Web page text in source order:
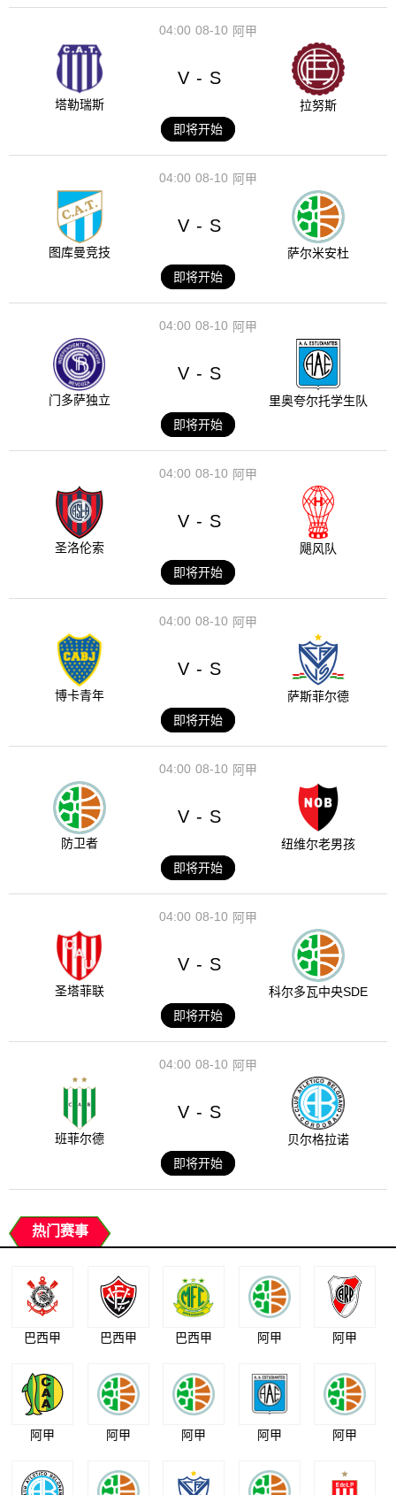
08-10
04:00 阿甲
塔勒瑞斯
V - S
拉努斯
即将开始
08-10
04:00 阿甲
图库曼竞技
V - S
萨尔米安杜
即将开始
08-10
04:00 阿甲
门多萨独立
V - S
里奥夸尔托学生队
即将开始
08-10
04:00 阿甲
圣洛伦索
V - S
飓风队
即将开始
08-10
04:00 阿甲
博卡青年
V - S
萨斯菲尔德
即将开始
08-10
04:00 阿甲
防卫者
V - S
纽维尔老男孩
即将开始
08-10
04:00 阿甲
圣塔菲联
V - S
科尔多瓦中央SDE
即将开始
08-10
04:00 阿甲
班菲尔德
V - S
贝尔格拉诺
即将开始
热门赛事
巴西甲 巴西甲 巴西甲 阿甲 阿甲
阿甲 阿甲 阿甲 阿甲 阿甲